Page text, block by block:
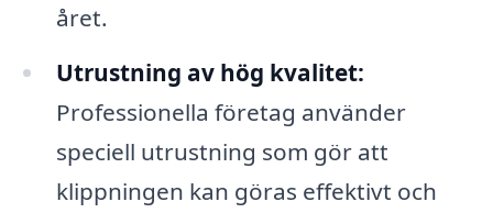
året.
Utrustning av hög kvalitet:
Professionella företag använder
speciell utrustning som gör att
klippningen kan göras effektivt och